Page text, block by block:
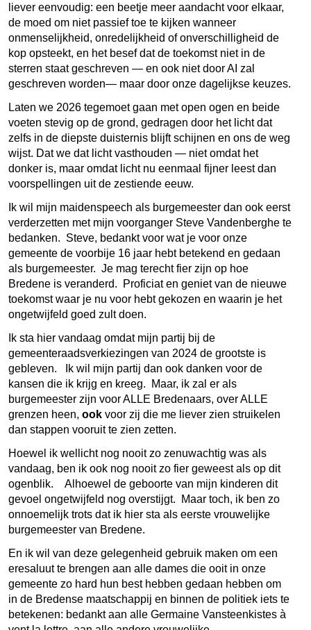
liever eenvoudig: een beetje meer aandacht voor elkaar,
de moed om niet passief toe te kijken wanneer
onmenselijkheid, onredelijkheid of onverschilligheid de
kop opsteekt, en het besef dat de toekomst niet in de
sterren staat geschreven — en ook niet door AI zal
geschreven worden— maar door onze dagelijkse keuzes.
Laten we 2026 tegemoet gaan met open ogen en beide
voeten stevig op de grond, gedragen door het licht dat
zelfs in de diepste duisternis blijft schijnen en ons de weg
wijst. Dat we dat licht vasthouden — niet omdat het
donker is, maar omdat licht nu eenmaal fijner leest dan
voorspellingen uit de zestiende eeuw.
Ik wil mijn maidenspeech als burgemeester dan ook eerst
verderzetten met mijn voorganger Steve Vandenberghe te
bedanken. Steve, bedankt voor wat je voor onze
gemeente de voorbije 16 jaar hebt betekend en gedaan
als burgemeester. Je mag terecht fier zijn op hoe
Bredene is veranderd. Proficiat en geniet van de nieuwe
toekomst waar je nu voor hebt gekozen en waarin je het
ongetwijfeld goed zult doen.
Ik sta hier vandaag omdat mijn partij bij de
gemeenteraadsverkiezingen van 2024 de grootste is
gebleven. Ik wil mijn partij dan ook danken voor de
kansen die ik krijg en kreeg. Maar, ik zal er als
burgemeester zijn voor ALLE Bredenaars, over ALLE
grenzen heen, ook voor zij die me liever zien struikelen
dan stappen vooruit te zien zetten.
Hoewel ik wellicht nog nooit zo zenuwachtig was als
vandaag, ben ik ook nog nooit zo fier geweest als op dit
ogenblik. Alhoewel de geboorte van mijn kinderen dit
gevoel ongetwijfeld nog overstijgt. Maar toch, ik ben zo
onnoemelijk trots dat ik hier sta als eerste vrouwelijke
burgemeester van Bredene.
En ik wil van deze gelegenheid gebruik maken om een
eresaluut te brengen aan alle dames die ooit in onze
gemeente zo hard hun best hebben gedaan hebben om
in de Bredense maatschappij en binnen de politiek iets te
betekenen: bedankt aan alle Germaine Vansteenkistes à